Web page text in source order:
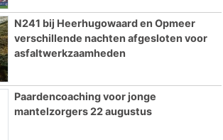
N241 bij Heerhugowaard en Opmeer
verschillende nachten afgesloten voor
asfaltwerkzaamheden
Paardencoaching voor jonge
mantelzorgers 22 augustus